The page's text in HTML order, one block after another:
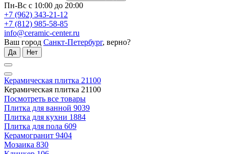
Пн-Вс с 10:00 до 20:00
+7 (962) 343-21-12
+7 (812) 985-58-85
info@ceramic-center.ru
Ваш город Санкт-Петербург, верно?
Да Нет
Керамическая плитка 21100
Керамическая плитка 21100
Посмотреть все товары
Плитка для ванной 9039
Плитка для кухни 1884
Плитка для пола 609
Керамогранит 9404
Мозаика 830